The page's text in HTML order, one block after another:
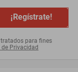
¡Regístrate!
para fines
Privacidad